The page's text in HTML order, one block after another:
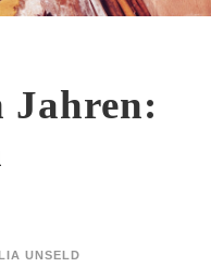
Jahren:
UNSELD